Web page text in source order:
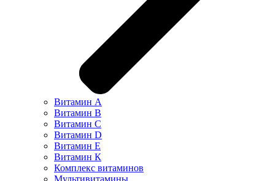
Витамин А
Витамин В
Витамин С
Витамин D
Витамин Е
Витамин К
Комплекс витаминов
Мультивитамины